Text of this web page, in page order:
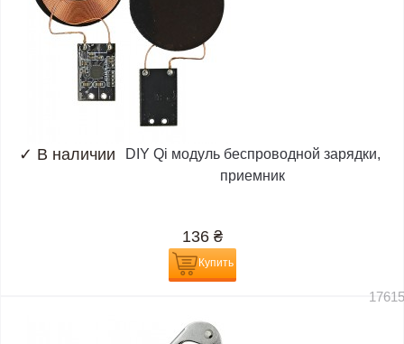
✓ В наличии
DIY Qi модуль беспроводной зарядки,
приемник
136 ₴
Купить